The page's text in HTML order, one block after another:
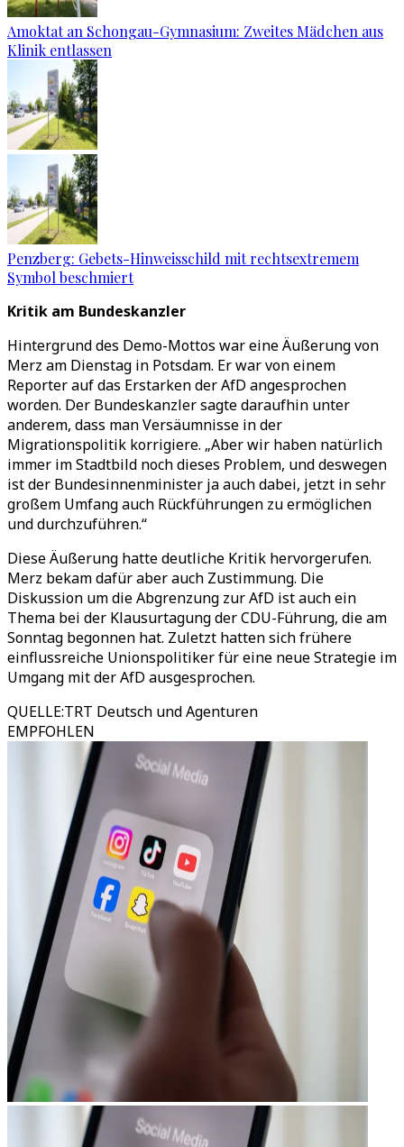
Amoktat an Schongau-Gymnasium: Zweites Mädchen aus
Klinik entlassen
Penzberg: Gebets-Hinweisschild mit rechtsextremem
Symbol beschmiert
Kritik am Bundeskanzler
Hintergrund des Demo-Mottos war eine Äußerung von
Merz am Dienstag in Potsdam. Er war von einem
Reporter auf das Erstarken der AfD angesprochen
worden. Der Bundeskanzler sagte daraufhin unter
anderem, dass man Versäumnisse in der
Migrationspolitik korrigiere. „Aber wir haben natürlich
immer im Stadtbild noch dieses Problem, und deswegen
ist der Bundesinnenminister ja auch dabei, jetzt in sehr
großem Umfang auch Rückführungen zu ermöglichen
und durchzuführen.“
Diese Äußerung hatte deutliche Kritik hervorgerufen.
Merz bekam dafür aber auch Zustimmung. Die
Diskussion um die Abgrenzung zur AfD ist auch ein
Thema bei der Klausurtagung der CDU-Führung, die am
Sonntag begonnen hat. Zuletzt hatten sich frühere
einflussreiche Unionspolitiker für eine neue Strategie im
Umgang mit der AfD ausgesprochen.
QUELLE:TRT Deutsch und Agenturen
EMPFOHLEN